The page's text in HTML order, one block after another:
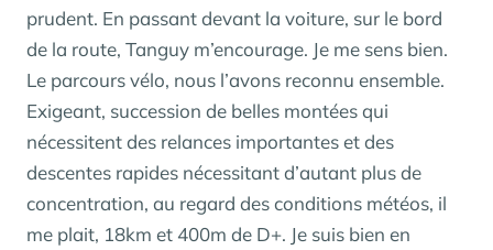
prudent. En passant devant la voiture, sur le bord
de la route, Tanguy m’encourage. Je me sens bien.
Le parcours vélo, nous l’avons reconnu ensemble.
Exigeant, succession de belles montées qui
nécessitent des relances importantes et des
descentes rapides nécessitant d’autant plus de
concentration, au regard des conditions météos, il
me plait, 18km et 400m de D+. Je suis bien en